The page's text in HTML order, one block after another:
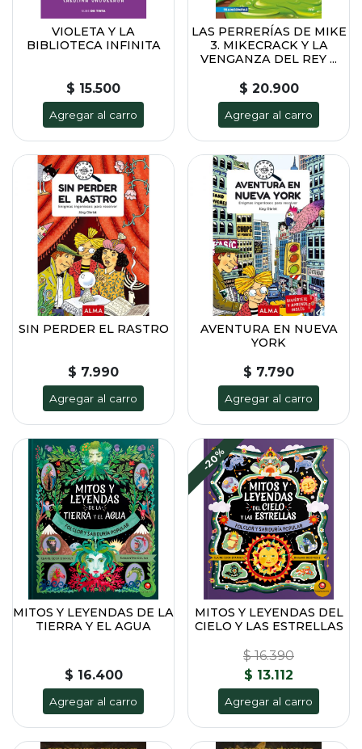
VIOLETA Y LA
BIBLIOTECA INFINITA
$ 15.500
Agregar al carro
LAS PERRERÍAS DE MIKE
3. MIKECRACK Y LA
VENGANZA DEL REY ...
$ 20.900
Agregar al carro
SIN PERDER EL RASTRO
$ 7.990
Agregar al carro
AVENTURA EN NUEVA
YORK
$ 7.790
Agregar al carro
MITOS Y LEYENDAS DE LA
TIERRA Y EL AGUA
$ 16.400
Agregar al carro
-20%
MITOS Y LEYENDAS DEL
CIELO Y LAS ESTRELLAS
$ 16.390
$ 13.112
Agregar al carro